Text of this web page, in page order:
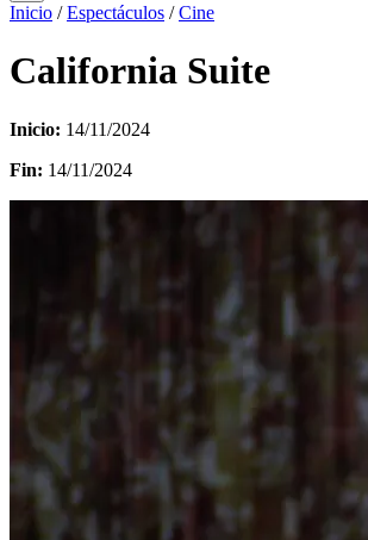
Inicio /Espectáculos /Cine
California Suite
Inicio: 14/11/2024
Fin: 14/11/2024